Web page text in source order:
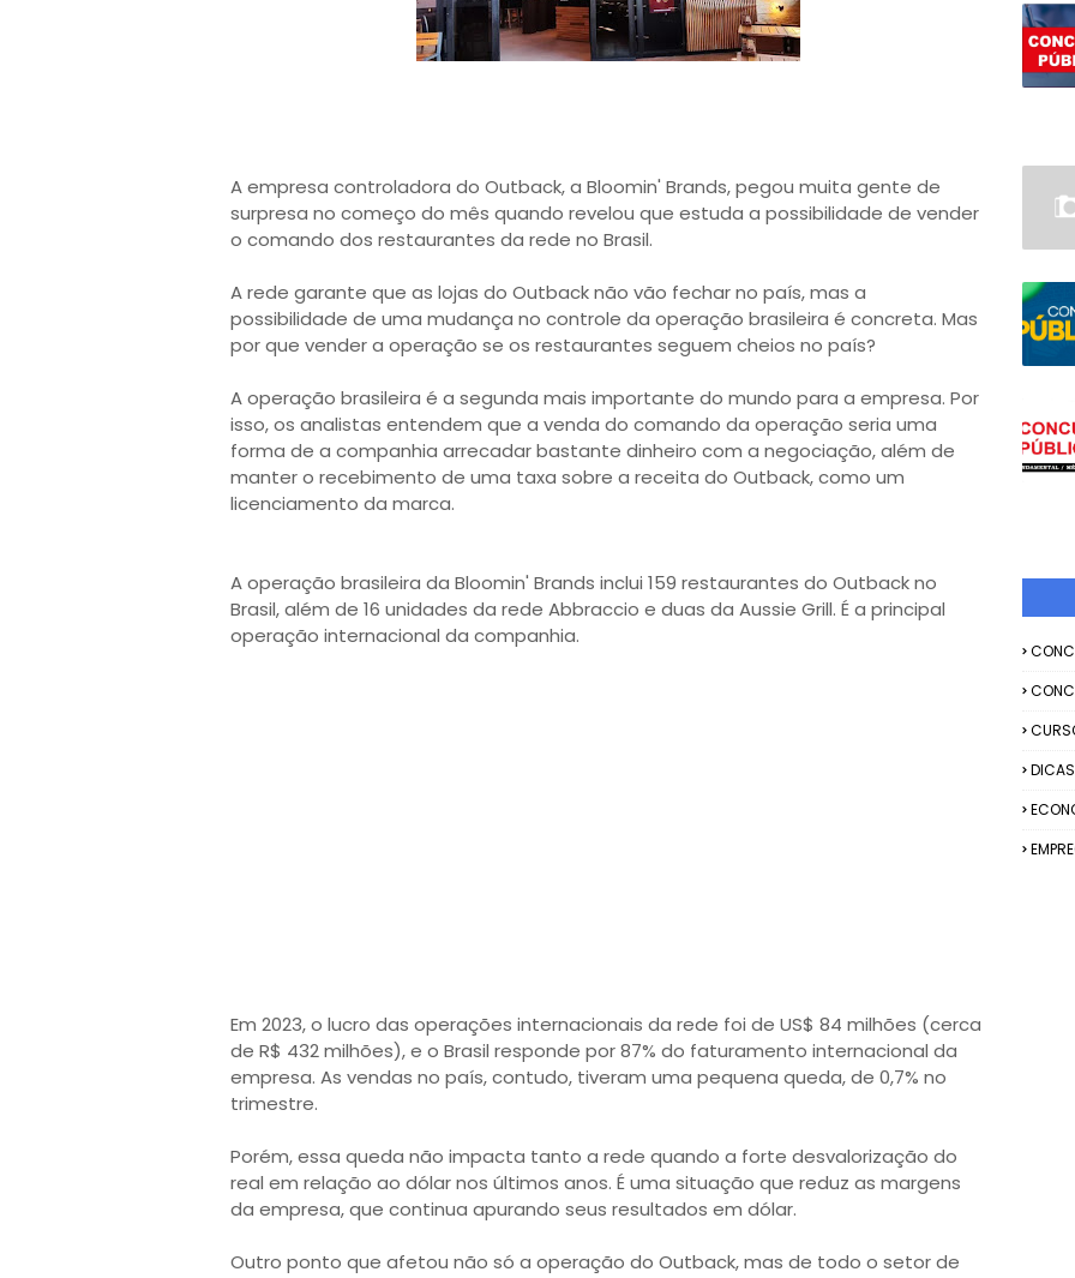
A empresa controladora do Outback, a Bloomin' Brands, pegou muita gente de
surpresa no começo do mês quando revelou que estuda a possibilidade de vender
o comando dos restaurantes da rede no Brasil.
A rede garante que as lojas do Outback não vão fechar no país, mas a
possibilidade de uma mudança no controle da operação brasileira é concreta. Mas
por que vender a operação se os restaurantes seguem cheios no país?
A operação brasileira é a segunda mais importante do mundo para a empresa. Por
isso, os analistas entendem que a venda do comando da operação seria uma
forma de a companhia arrecadar bastante dinheiro com a negociação, além de
manter o recebimento de uma taxa sobre a receita do Outback, como um
licenciamento da marca.
A operação brasileira da Bloomin' Brands inclui 159 restaurantes do Outback no
Brasil, além de 16 unidades da rede Abbraccio e duas da Aussie Grill. É a principal
operação internacional da companhia.
Em 2023, o lucro das operações internacionais da rede foi de US$ 84 milhões (cerca
de R$ 432 milhões), e o Brasil responde por 87% do faturamento internacional da
empresa. As vendas no país, contudo, tiveram uma pequena queda, de 0,7% no
trimestre.
Porém, essa queda não impacta tanto a rede quando a forte desvalorização do
real em relação ao dólar nos últimos anos. É uma situação que reduz as margens
da empresa, que continua apurando seus resultados em dólar.
Outro ponto que afetou não só a operação do Outback, mas de todo o setor de
DICAS